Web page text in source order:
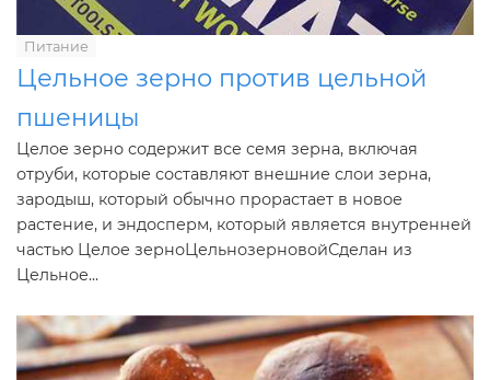
Питание
Цельное зерно против цельной
пшеницы
Целое зерно содержит все семя зерна, включая
отруби, которые составляют внешние слои зерна,
зародыш, который обычно прорастает в новое
растение, и эндосперм, который является внутренней
частью Целое зерноЦельнозерновойСделан из
Цельное...